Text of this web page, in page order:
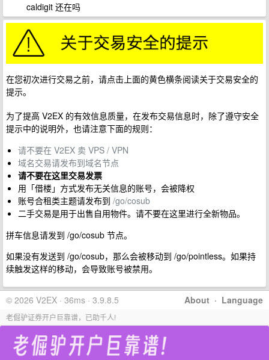
caldigit 还在吗
在您初次进行交易之前，请点击上面的黄色横条阅读关于交易安全的
提示。
为了提高 V2EX 的有效信息质量，在发布交易信息时，除了遵守安全
提示中的说明外，也请注意下面的规则：
请不要在 V2EX 卖 VPS / VPN
域名交易请发布到域名节点
请不要在这里交易发票
用「借楼」方式发布无关信息的账号，会被降权
账号合租类主题请发布到 /go/cosub
二手交易是用于出售自用物件。请不要在这里进行全新物品。
拼车信息请发到 /go/cosub 节点。
如果没有发送到 /go/cosub，那么会被移动到 /go/pointless。如果持
续触发这样的移动，会导致账号被禁用。
About · Language
© 2026 V2EX · 36ms · 3.9.8.5
老倔驴证券开户巨靠谱，已助千人!